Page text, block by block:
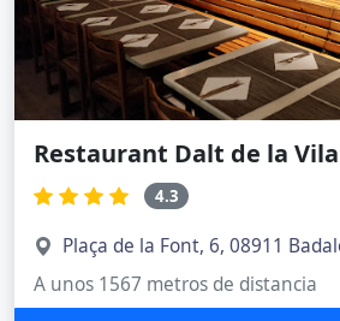
Restaurant Dalt de la Vila
4.3
Plaça de la Font, 6, 08911
A unos 1567 metros de distancia